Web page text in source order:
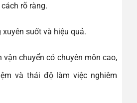
rõ ràng.
suốt và hiệu quả.
vận chuyển có chuyên môn cao,
và thái độ làm việc nghiêm